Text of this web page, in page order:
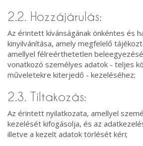
2.2. Hozzájárulás:
Az érintett kívánságának önkéntes és
kinyilvánítása, amely megfelelő
amellyel félreérthetetlen
vonatkozó személyes adatok - teljes
műveletekre kiterjedő - kezeléséhez;
2.3. Tiltakozás:
Az érintett nyilatkozata, amellyel
kezelését kifogásolja, és az
illetve a kezelt adatok törlését kéri;